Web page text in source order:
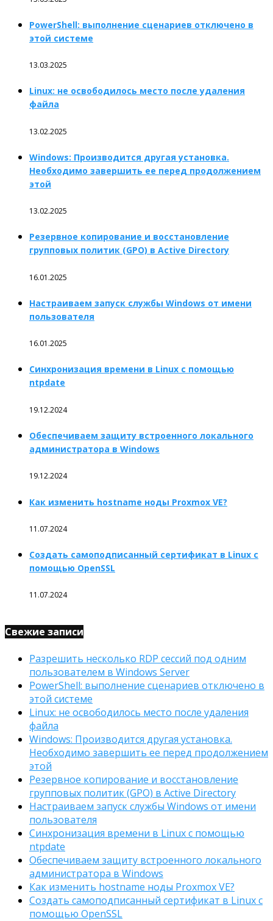
PowerShell: выполнение сценариев отключено в
этой системе
13.03.2025
Linux: не освободилось место после удаления
файла
13.02.2025
Windows: Производится другая установка.
Необходимо завершить ее перед продолжением
этой
13.02.2025
Резервное копирование и восстановление
групповых политик (GPO) в Active Directory
16.01.2025
Настраиваем запуск службы Windows от имени
пользователя
16.01.2025
Синхронизация времени в Linux с помощью
ntpdate
19.12.2024
Обеспечиваем защиту встроенного локального
администратора в Windows
19.12.2024
Как изменить hostname ноды Proxmox VE?
11.07.2024
Создать самоподписанный сертификат в Linux с
помощью OpenSSL
11.07.2024
Свежие записи
Разрешить несколько RDP сессий под одним
пользователем в Windows Server
PowerShell: выполнение сценариев отключено в
этой системе
Linux: не освободилось место после удаления
файла
Windows: Производится другая установка.
Необходимо завершить ее перед продолжением
этой
Резервное копирование и восстановление
групповых политик (GPO) в Active Directory
Настраиваем запуск службы Windows от имени
пользователя
Синхронизация времени в Linux с помощью
ntpdate
Обеспечиваем защиту встроенного локального
администратора в Windows
Как изменить hostname ноды Proxmox VE?
Создать самоподписанный сертификат в Linux с
помощью OpenSSL